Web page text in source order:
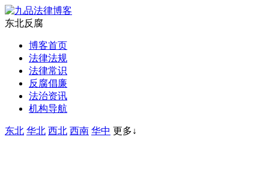
东北反腐
博客首页
法律法规
法律常识
反腐倡廉
法治资讯
机构导航
东北 华北 西北 西南 华中 更多↓